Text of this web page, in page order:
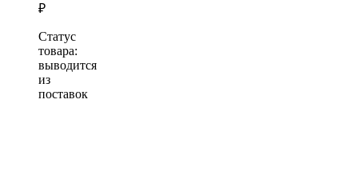
₽
Статус
товара:
выводится
из
поставок